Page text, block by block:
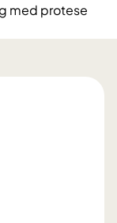
med protese